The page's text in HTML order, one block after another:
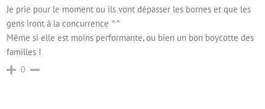
Je prie pour le moment ou ils vont dépasser les bornes et que les
gens iront à la concurrence ^^
Même si elle est moins performante, ou bien un bon boycotte des
familles !
0